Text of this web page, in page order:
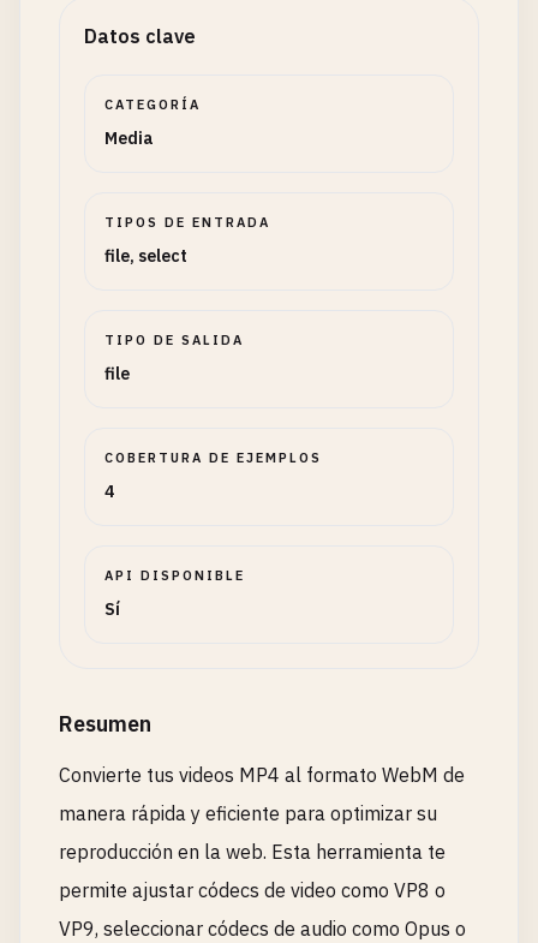
Datos clave
CATEGORÍA
Media
TIPOS DE ENTRADA
file, select
TIPO DE SALIDA
file
COBERTURA DE EJEMPLOS
4
API DISPONIBLE
Sí
Resumen
Convierte tus videos MP4 al formato WebM de
manera rápida y eficiente para optimizar su
reproducción en la web. Esta herramienta te
permite ajustar códecs de video como VP8 o
VP9, seleccionar códecs de audio como Opus o